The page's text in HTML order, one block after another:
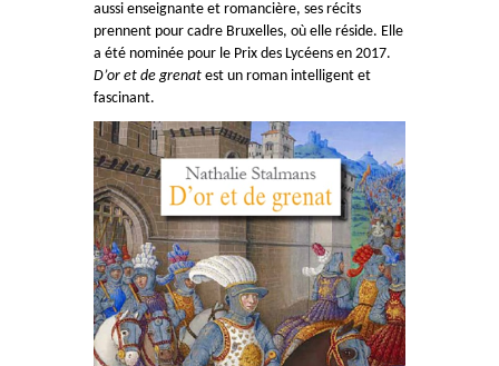
aussi enseignante et romancière, ses récits
prennent pour cadre Bruxelles, où elle réside. Elle
a été nominée pour le Prix des Lycéens en 2017.
D’or et de grenat est un roman intelligent et
fascinant.